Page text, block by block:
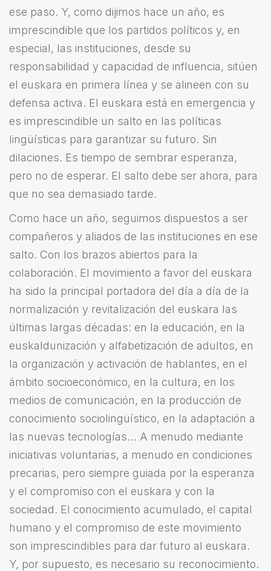
ese paso. Y, como dijimos hace un año, es
imprescindible que los partidos políticos y, en
especial, las instituciones, desde su
responsabilidad y capacidad de influencia, sitúen
el euskara en primera línea y se alineen con su
defensa activa. El euskara está en emergencia y
es imprescindible un salto en las políticas
lingüísticas para garantizar su futuro. Sin
dilaciones. Es tiempo de sembrar esperanza,
pero no de esperar. El salto debe ser ahora, para
que no sea demasiado tarde.
Como hace un año, seguimos dispuestos a ser
compañeros y aliados de las instituciones en ese
salto. Con los brazos abiertos para la
colaboración. El movimiento a favor del euskara
ha sido la principal portadora del día a día de la
normalización y revitalización del euskara las
últimas largas décadas: en la educación, en la
euskaldunización y alfabetización de adultos, en
la organización y activación de hablantes, en el
ámbito socioeconómico, en la cultura, en los
medios de comunicación, en la producción de
conocimiento sociolingüístico, en la adaptación a
las nuevas tecnologías… A menudo mediante
iniciativas voluntarias, a menudo en condiciones
precarias, pero siempre guiada por la esperanza
y el compromiso con el euskara y con la
sociedad. El conocimiento acumulado, el capital
humano y el compromiso de este movimiento
son imprescindibles para dar futuro al euskara.
Y, por supuesto, es necesario su reconocimiento.